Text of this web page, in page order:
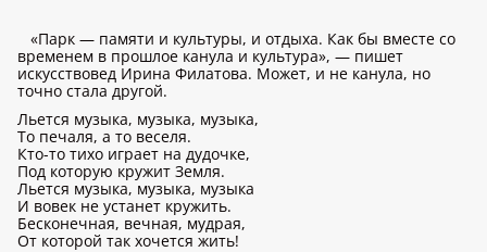
«Парк — памяти и культуры, и отдыха. Как бы вместе со
временем в прошлое канула и культура», — пишет
искусствовед Ирина Филатова. Может, и не канула, но
точно стала другой.
Льется музыка, музыка, музыка,
То печаля, а то веселя.
Кто-то тихо играет на дудочке,
Под которую кружит Земля.
Льется музыка, музыка, музыка
И вовек не устанет кружить.
Бесконечная, вечная, мудрая,
От которой так хочется жить!